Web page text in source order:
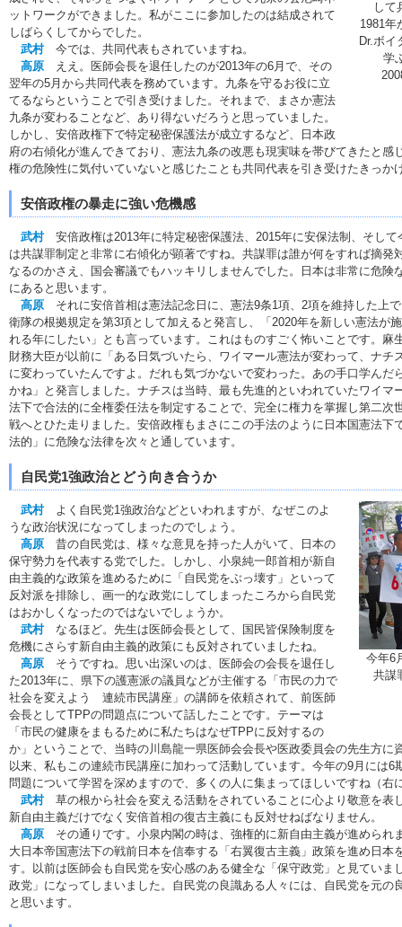
して
1981年
Dr.ボイ
学
ットワークができました。私がここに参加したのは結成されて
しばらくしてからでした。
武村今では、共同代表もされていますね。
高原 ええ。医師会長を退任したのが2013年の6月で、その
翌年の5月から共同代表を務めています。九条を守るお役に立
てるならということで引き受けました。それまで、まさか憲法
九条が変わることなど、あり得ないだろうと思っていました。
しかし、安倍政権下で特定秘密保護法が成立するなど、日本政
府の右傾化が進んできており、憲法九条の改悪も現実味を帯びてきたと感
権の危険性に気付いていないと感じたことも共同代表を引き受けたきっか
安倍政権の暴走に強い危機感
武村安倍政権は2013年に特定秘密保護法、2015年に安保法制、そして
は共謀罪制定と非常に右傾化が顕著ですね。共謀罪は誰が何をすれば摘発
なるのかさえ、国会審議でもハッキリしませんでした。日本は非常に危険
にあると思います。
高原 それに安倍首相は憲法記念日に、憲法9条1項、2項を維持した上
衛隊の根拠規定を第3項として加えると発言し、「2020年を新しい憲法が
れる年にしたい」とも言っています。これはものすごく怖いことです。麻
財務大臣が以前に「ある日気づいたら、ワイマール憲法が変わって、ナチ
に変わっていたんですよ。だれも気づかないで変わった。あの手口学んだ
かね」と発言しました。ナチスは当時、最も先進的といわれていたワイマ
法下で合法的に全権委任法を制定することで、完全に権力を掌握し第二次
戦へとひた走りました。安倍政権もまさにこの手法のように日本国憲法下
法的」に危険な法律を次々と通しています。
自民党1強政治とどう向き合うか
今年6
共謀
武村よく自民党1強政治などといわれますが、なぜこのよ
うな政治状況になってしまったのでしょう。
高原 昔の自民党は、様々な意見を持った人がいて、日本の
保守勢力を代表する党でした。しかし、小泉純一郎首相が新自
由主義的な政策を進めるために「自民党をぶっ壊す」といって
反対派を排除し、画一的な政党にしてしまったころから自民党
はおかしくなったのではないでしょうか。
武村なるほど。先生は医師会長として、国民皆保険制度を
危機にさらす新自由主義的政策にも反対されていましたね。
高原 そうですね。思い出深いのは、医師会の会長を退任し
た2013年に、県下の護憲派の議員などが主催する「市民の力で
社会を変えよう 連続市民講座」の講師を依頼されて、前医師
会長としてTPPの問題点について話したことです。テーマは
「市民の健康をまもるために私たちはなぜTPPに反対するの
か」ということで、当時の川島龍一県医師会会長や医政委員会の先生方に
以来、私もこの連続市民講座に加わって活動しています。今年の9月には6
問題について学習を深めますので、多くの人に集まってほしいですね（右
武村草の根から社会を変える活動をされていることに心より敬意を表
新自由主義だけでなく安倍首相の復古主義にも反対せねばなりません。
高原 その通りです。小泉内閣の時は、強権的に新自由主義が進められ
大日本帝国憲法下の戦前日本を信奉する「右翼復古主義」政策を進め日本
す。以前は医師会も自民党を安心感のある健全な「保守政党」と見ていま
政党」になってしまいました。自民党の良識ある人々には、自民党を元の
と思います。